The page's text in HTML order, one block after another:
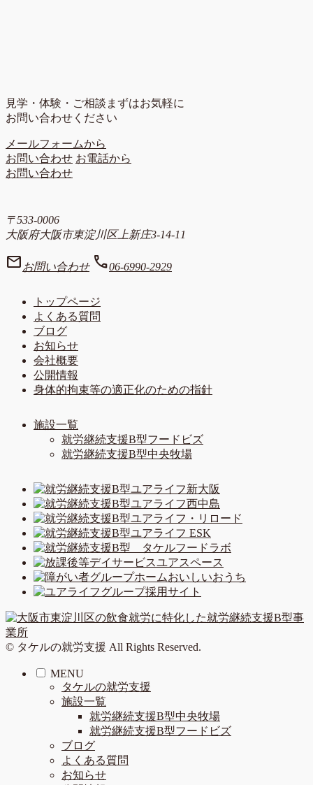
見学・体験・ご相談 まずはお気軽に
お問い合わせください
メールフォームから
お問い合わせ お電話から
お問い合わせ
〒533-0006
大阪府大阪市東淀川区上新庄3-14-11
mail お問い合わせ call06-6990-2929
トップページ
よくある質問
ブログ
お知らせ
会社概要
公開情報
身体的拘束等の適正化のための指針
施設一覧
就労継続支援B型フードビズ
就労継続支援B型中央牧場
© タケルの就労支援 All Rights Reserved.
MENU
タケルの就労支援
施設一覧
就労継続支援B型中央牧場
就労継続支援B型フードビズ
ブログ
よくある質問
お知らせ